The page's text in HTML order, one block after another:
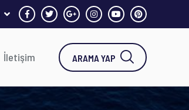
İletişim ARAMA YAP